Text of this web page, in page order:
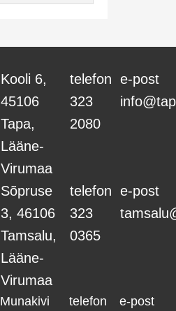
Kooli 6,
45106
Tapa,
Lääne-
Virumaa
telefon
323
2080
e-post
Sõpruse
3, 46106
Tamsalu,
Lääne-
Virumaa
telefon
323
0365
e-post
Munakivi
telefon
e-post